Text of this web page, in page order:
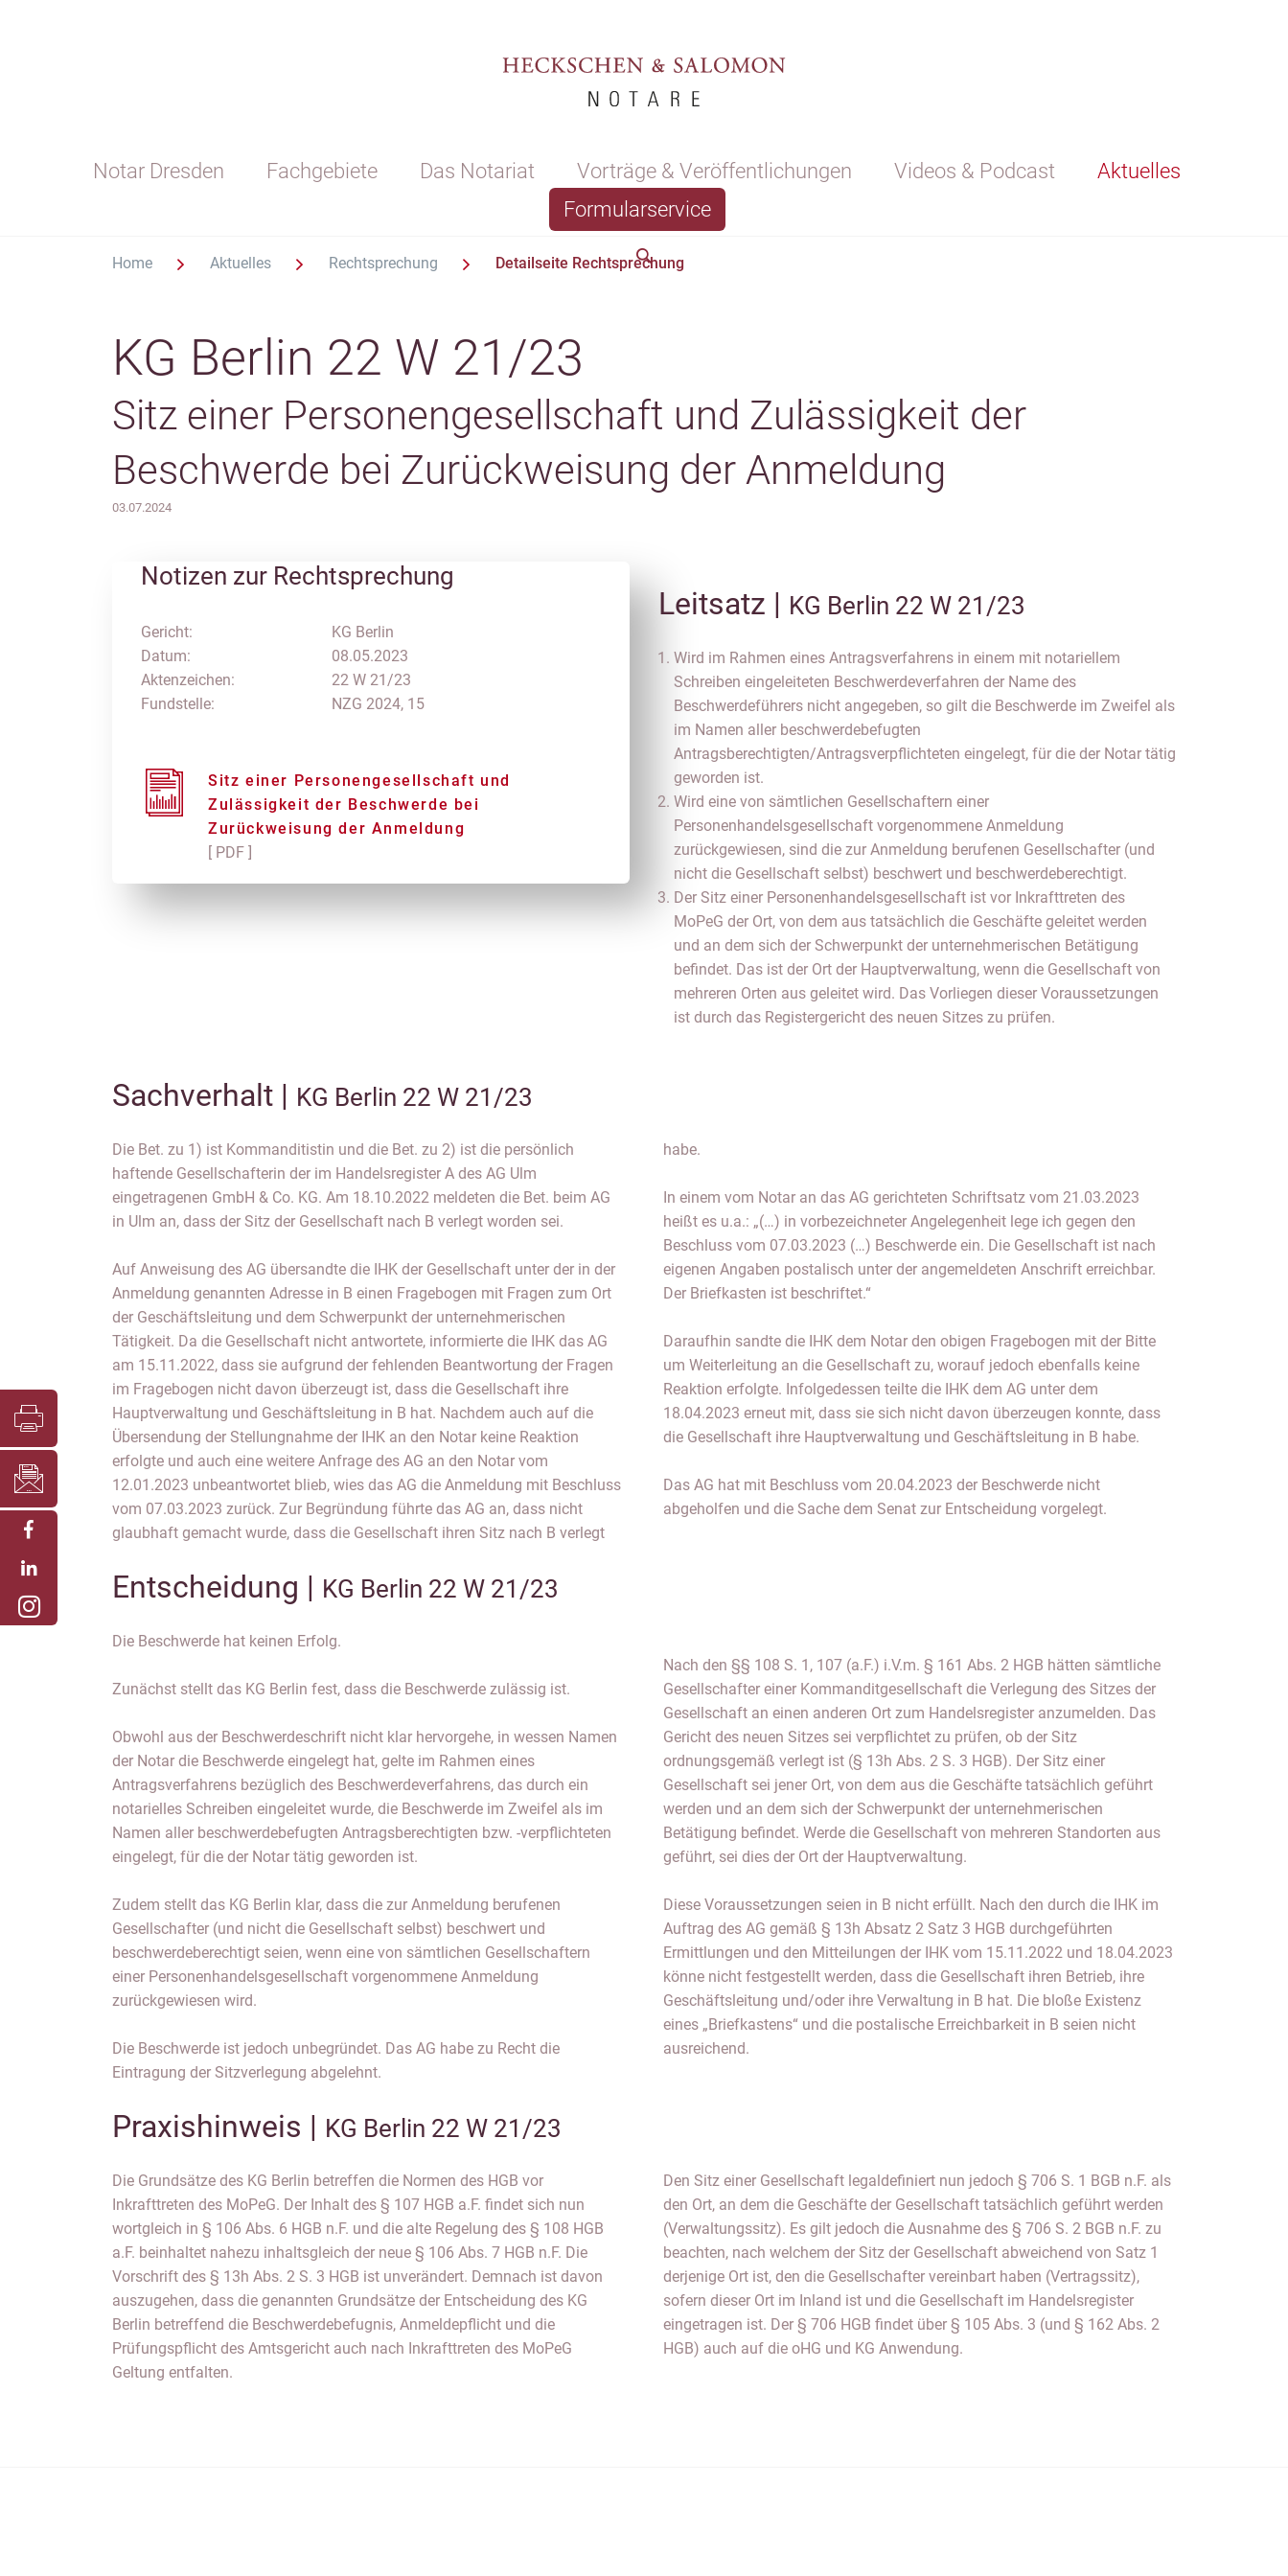
Notar Dresden Fachgebiete Das Notariat Vorträge & Veröffentlichungen Videos & Podcast
Aktuelles
Formularservice
Home Aktuelles Rechtsprechung Detailseite Rechtsprechung
KG Berlin 22 W 21/23
Sitz einer Personengesellschaft und Zulässigkeit der
Beschwerde bei Zurückweisung der Anmeldung
03.07.2024
Notizen zur Rechtsprechung
Gericht:
Datum:
Aktenzeichen:
Fundstelle:
KG Berlin
08.05.2023
22 W 21/23
NZG 2024, 15
Sitz einer Personengesellschaft und
Zulässigkeit der Beschwerde bei
Zurückweisung der Anmeldung
[ PDF ]
Leitsatz | KG Berlin 22 W 21/23
Wird im Rahmen eines Antragsverfahrens in einem mit notariellem
Schreiben eingeleiteten Beschwerdeverfahren der Name des
Beschwerdeführers nicht angegeben, so gilt die Beschwerde im Zweifel als
im Namen aller beschwerdebefugten
Antragsberechtigten/Antragsverpflichteten eingelegt, für die der Notar tätig
geworden ist.
Wird eine von sämtlichen Gesellschaftern einer
Personenhandelsgesellschaft vorgenommene Anmeldung
zurückgewiesen, sind die zur Anmeldung berufenen Gesellschafter (und
nicht die Gesellschaft selbst) beschwert und beschwerdeberechtigt.
Der Sitz einer Personenhandelsgesellschaft ist vor Inkrafttreten des
MoPeG der Ort, von dem aus tatsächlich die Geschäfte geleitet werden
und an dem sich der Schwerpunkt der unternehmerischen Betätigung
befindet. Das ist der Ort der Hauptverwaltung, wenn die Gesellschaft von
mehreren Orten aus geleitet wird. Das Vorliegen dieser Voraussetzungen
ist durch das Registergericht des neuen Sitzes zu prüfen.
Sachverhalt | KG Berlin 22 W 21/23
Die Bet. zu 1) ist Kommanditistin und die Bet. zu 2) ist die persönlich
haftende Gesellschafterin der im Handelsregister A des AG Ulm
eingetragenen GmbH & Co. KG. Am 18.10.2022 meldeten die Bet. beim AG
in Ulm an, dass der Sitz der Gesellschaft nach B verlegt worden sei.
Auf Anweisung des AG übersandte die IHK der Gesellschaft unter der in der
Anmeldung genannten Adresse in B einen Fragebogen mit Fragen zum Ort
der Geschäftsleitung und dem Schwerpunkt der unternehmerischen
Tätigkeit. Da die Gesellschaft nicht antwortete, informierte die IHK das AG
am 15.11.2022, dass sie aufgrund der fehlenden Beantwortung der Fragen
im Fragebogen nicht davon überzeugt ist, dass die Gesellschaft ihre
Hauptverwaltung und Geschäftsleitung in B hat. Nachdem auch auf die
Übersendung der Stellungnahme der IHK an den Notar keine Reaktion
erfolgte und auch eine weitere Anfrage des AG an den Notar vom
12.01.2023 unbeantwortet blieb, wies das AG die Anmeldung mit Beschluss
vom 07.03.2023 zurück. Zur Begründung führte das AG an, dass nicht
glaubhaft gemacht wurde, dass die Gesellschaft ihren Sitz nach B verlegt
habe.
In einem vom Notar an das AG gerichteten Schriftsatz vom 21.03.2023
heißt es u.a.: „(…) in vorbezeichneter Angelegenheit lege ich gegen den
Beschluss vom 07.03.2023 (…) Beschwerde ein. Die Gesellschaft ist nach
eigenen Angaben postalisch unter der angemeldeten Anschrift erreichbar.
Der Briefkasten ist beschriftet.“
Daraufhin sandte die IHK dem Notar den obigen Fragebogen mit der Bitte
um Weiterleitung an die Gesellschaft zu, worauf jedoch ebenfalls keine
Reaktion erfolgte. Infolgedessen teilte die IHK dem AG unter dem
18.04.2023 erneut mit, dass sie sich nicht davon überzeugen konnte, dass
die Gesellschaft ihre Hauptverwaltung und Geschäftsleitung in B habe.
Das AG hat mit Beschluss vom 20.04.2023 der Beschwerde nicht
abgeholfen und die Sache dem Senat zur Entscheidung vorgelegt.
Entscheidung | KG Berlin 22 W 21/23
Die Beschwerde hat keinen Erfolg.
Zunächst stellt das KG Berlin fest, dass die Beschwerde zulässig ist.
Obwohl aus der Beschwerdeschrift nicht klar hervorgehe, in wessen Namen
der Notar die Beschwerde eingelegt hat, gelte im Rahmen eines
Antragsverfahrens bezüglich des Beschwerdeverfahrens, das durch ein
notarielles Schreiben eingeleitet wurde, die Beschwerde im Zweifel als im
Namen aller beschwerdebefugten Antragsberechtigten bzw. -verpflichteten
eingelegt, für die der Notar tätig geworden ist.
Zudem stellt das KG Berlin klar, dass die zur Anmeldung berufenen
Gesellschafter (und nicht die Gesellschaft selbst) beschwert und
beschwerdeberechtigt seien, wenn eine von sämtlichen Gesellschaftern
einer Personenhandelsgesellschaft vorgenommene Anmeldung
zurückgewiesen wird.
Die Beschwerde ist jedoch unbegründet. Das AG habe zu Recht die
Eintragung der Sitzverlegung abgelehnt.
Nach den §§ 108 S. 1, 107 (a.F.) i.V.m. § 161 Abs. 2 HGB hätten sämtliche
Gesellschafter einer Kommanditgesellschaft die Verlegung des Sitzes der
Gesellschaft an einen anderen Ort zum Handelsregister anzumelden. Das
Gericht des neuen Sitzes sei verpflichtet zu prüfen, ob der Sitz
ordnungsgemäß verlegt ist (§ 13h Abs. 2 S. 3 HGB). Der Sitz einer
Gesellschaft sei jener Ort, von dem aus die Geschäfte tatsächlich geführt
werden und an dem sich der Schwerpunkt der unternehmerischen
Betätigung befindet. Werde die Gesellschaft von mehreren Standorten aus
geführt, sei dies der Ort der Hauptverwaltung.
Diese Voraussetzungen seien in B nicht erfüllt. Nach den durch die IHK im
Auftrag des AG gemäß § 13h Absatz 2 Satz 3 HGB durchgeführten
Ermittlungen und den Mitteilungen der IHK vom 15.11.2022 und 18.04.2023
könne nicht festgestellt werden, dass die Gesellschaft ihren Betrieb, ihre
Geschäftsleitung und/oder ihre Verwaltung in B hat. Die bloße Existenz
eines „Briefkastens“ und die postalische Erreichbarkeit in B seien nicht
ausreichend.
Praxishinweis | KG Berlin 22 W 21/23
Die Grundsätze des KG Berlin betreffen die Normen des HGB vor
Inkrafttreten des MoPeG. Der Inhalt des § 107 HGB a.F. findet sich nun
wortgleich in § 106 Abs. 6 HGB n.F. und die alte Regelung des § 108 HGB
a.F. beinhaltet nahezu inhaltsgleich der neue § 106 Abs. 7 HGB n.F. Die
Vorschrift des § 13h Abs. 2 S. 3 HGB ist unverändert. Demnach ist davon
auszugehen, dass die genannten Grundsätze der Entscheidung des KG
Berlin betreffend die Beschwerdebefugnis, Anmeldepflicht und die
Prüfungspflicht des Amtsgericht auch nach Inkrafttreten des MoPeG
Geltung entfalten.
Den Sitz einer Gesellschaft legaldefiniert nun jedoch § 706 S. 1 BGB n.F. als
den Ort, an dem die Geschäfte der Gesellschaft tatsächlich geführt werden
(Verwaltungssitz). Es gilt jedoch die Ausnahme des § 706 S. 2 BGB n.F. zu
beachten, nach welchem der Sitz der Gesellschaft abweichend von Satz 1
derjenige Ort ist, den die Gesellschafter vereinbart haben (Vertragssitz),
sofern dieser Ort im Inland ist und die Gesellschaft im Handelsregister
eingetragen ist. Der § 706 HGB findet über § 105 Abs. 3 (und § 162 Abs. 2
HGB) auch auf die oHG und KG Anwendung.